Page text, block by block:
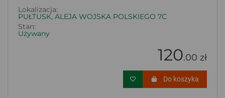
Lokalizacja:
PUŁTUSK, ALEJA WOJSKA POLSKIEGO 7C
Stan:
Używany
120.00 zł
Do koszyka